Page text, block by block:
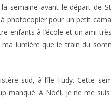
semaine avant le départ de
photocopier pour un petit
enfants à l’école et un ami
lumière que le train du
sud, à l’île-Tudy. Cette
manqué. A Noël, je ne me